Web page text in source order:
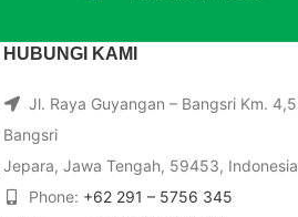
HUBUNGI KAMI
Jl. Raya Guyangan – Bangsri Km. 4,5
Bangsri
Jepara, Jawa Tengah, 59453, Indonesia
Phone: +62 291 – 5756 345